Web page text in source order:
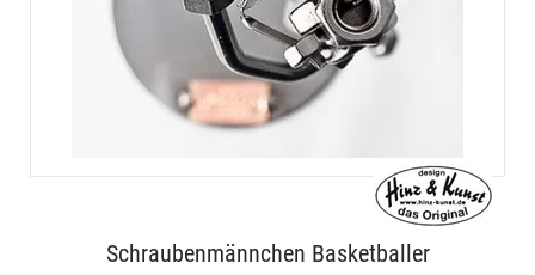
Schraubenmännchen Basketballer